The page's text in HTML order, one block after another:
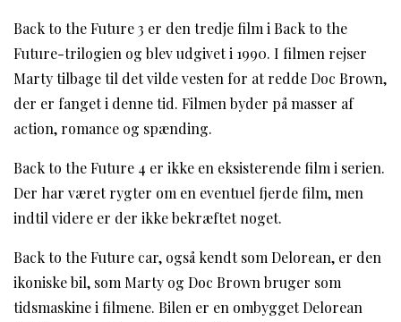
Back to the Future 3 er den tredje film i Back to the
Future-trilogien og blev udgivet i 1990. I filmen rejser
Marty tilbage til det vilde vesten for at redde Doc Brown,
der er fanget i denne tid. Filmen byder på masser af
action, romance og spænding.
Back to the Future 4 er ikke en eksisterende film i serien.
Der har været rygter om en eventuel fjerde film, men
indtil videre er der ikke bekræftet noget.
Back to the Future car, også kendt som Delorean, er den
ikoniske bil, som Marty og Doc Brown bruger som
tidsmaskine i filmene. Bilen er en ombygget Delorean